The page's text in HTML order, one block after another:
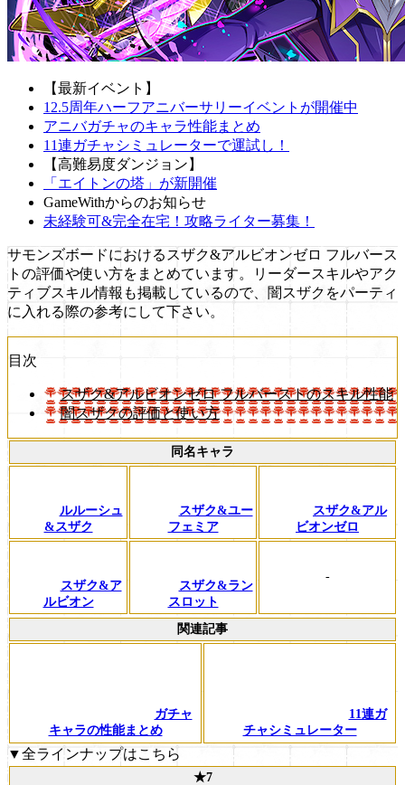
【最新イベント】
12.5周年ハーフアニバーサリーイベントが開催中
アニバガチャのキャラ性能まとめ
11連ガチャシミュレーターで運試し！
【高難易度ダンジョン】
「エイトンの塔」が新開催
GameWithからのお知らせ
未経験可&完全在宅！攻略ライター募集！
サモンズボードにおけるスザク&アルビオンゼロ フルバース
トの評価や使い方をまとめています。リーダースキルやアク
ティブスキル情報も掲載しているので、闇スザクをパーティ
に入れる際の参考にして下さい。
目次
スザク&アルビオンゼロ フルバーストのスキル性能
闇スザクの評価と使い方
同名キャラ
ルルーシュ
&スザク
スザク&ユー
フェミア
スザク&アル
ビオンゼロ
スザク&ア
ルビオン
スザク&ラン
スロット
-
関連記事
ガチャ
キャラの性能まとめ
11連ガ
チャシミュレーター
▼全ラインナップはこちら
★7